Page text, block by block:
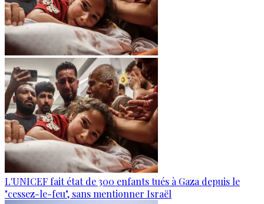
L'UNICEF fait état de 300 enfants tués à Gaza depuis le
"cessez-le-feu", sans mentionner Israël